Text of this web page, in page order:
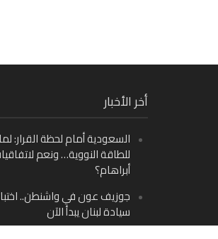
أخر الأخبار
السعودية أمام لحظة القرار:
للطاقة النووية… ونعم
أبراهام؟
جوزيف عون في واشنطن..
سيادة لبنان يبدأ الآن